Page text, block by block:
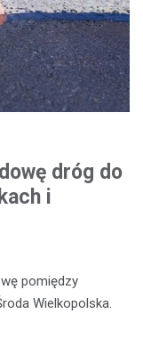
dróg do
i
pomiędzy
Wielkopolska.